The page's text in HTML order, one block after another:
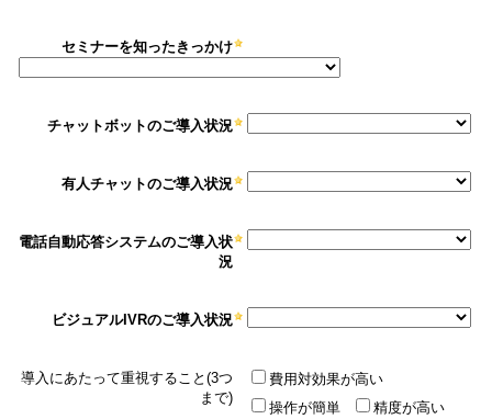
セミナーを知ったきっかけ
チャットボットのご導入状況
有人チャットのご導入状況
電話自動応答システムのご導入状
況
ビジュアルIVRのご導入状況
導入にあたって重視すること(3つ
まで)
費用対効果が高い
操作が簡単
精度が高い